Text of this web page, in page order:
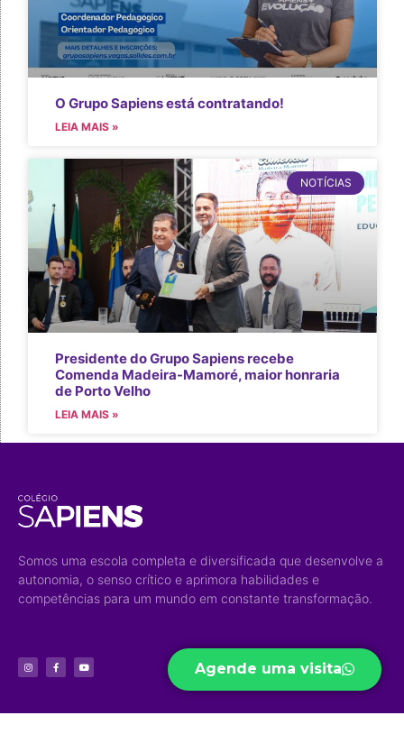
O Grupo Sapiens está contratando!
LEIA MAIS »
NOTÍCIAS
Presidente do Grupo Sapiens recebe
Comenda Madeira-Mamoré, maior honraria
de Porto Velho
LEIA MAIS »
Agende uma visita
Somos uma escola completa e diversificada que desenvolve a
autonomia, o senso crítico e aprimora habilidades e
competências para um mundo em constante transformação.